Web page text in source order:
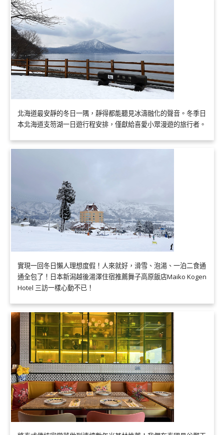
北海道最安靜的冬日一隅，靜得都能聽見冰濤融化的聲音。冬季日
本北海道支笏湖一日遊行程安排，僅獻給喜愛小眾漫遊的旅行者。
實現一回冬日懶人理想度假！人來就好，滑雪、泡湯、一泊二食通
通全包了！日本新潟越後湯澤住宿推薦舞子高原飯店Maiko Kogen
Hotel 三訪一樣心動不已！